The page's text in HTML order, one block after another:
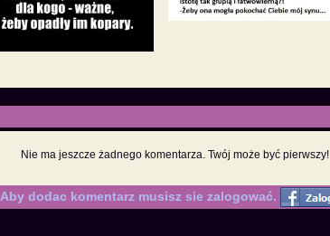
Nie ma jeszcze żadnego komentarza. Twój może być pierwszy!
Aby dodac komentarz musisz sie zalogować.